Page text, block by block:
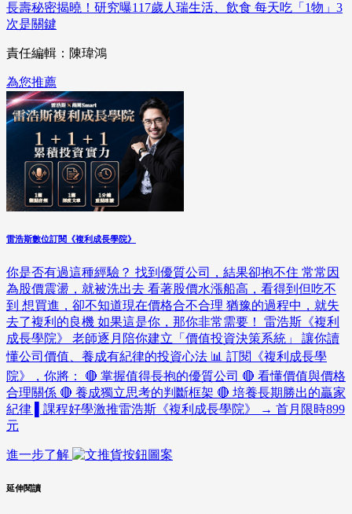
長壽秘密揭曉！研究曝117歲人瑞生活、飲食 每天吃「1物」3
次是關鍵
責任編輯：陳瑋鴻
為您推薦
雷浩斯數位訂閱《複利成長學院》
你是否有過這種經驗？ 找到優質公司，結果卻抱不住 常常因
為股價震盪，就被洗出去 看著股價水漲船高，看得到但吃不
到 想買進，卻不知道現在價格合不合理 猶豫的過程中，就失
去了複利的良機 如果這是你，那你非常需要！ 雷浩斯《複利
成長學院》 老師逐月陪你建立「價值投資決策系統」 讓你讀
懂公司價值、養成有紀律的投資心法 📊 訂閱《複利成長學
院》，你將： 🔴 掌握值得長抱的優質公司 🔴 看懂價值與價格
合理關係 🔴 養成獨立思考的判斷框架 🔴 培養長期勝出的贏家
紀律 ▌課程好學激推雷浩斯《複利成長學院》 → 首月限時899
元
進一步了解
延伸閱讀